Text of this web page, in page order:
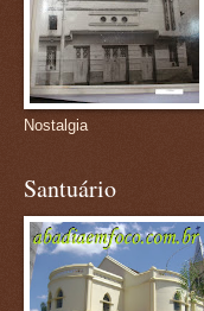
Nostalgia
Santuário